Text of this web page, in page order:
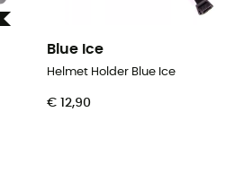
Blue Ice
Helmet Holder Blue Ice
€ 12,90